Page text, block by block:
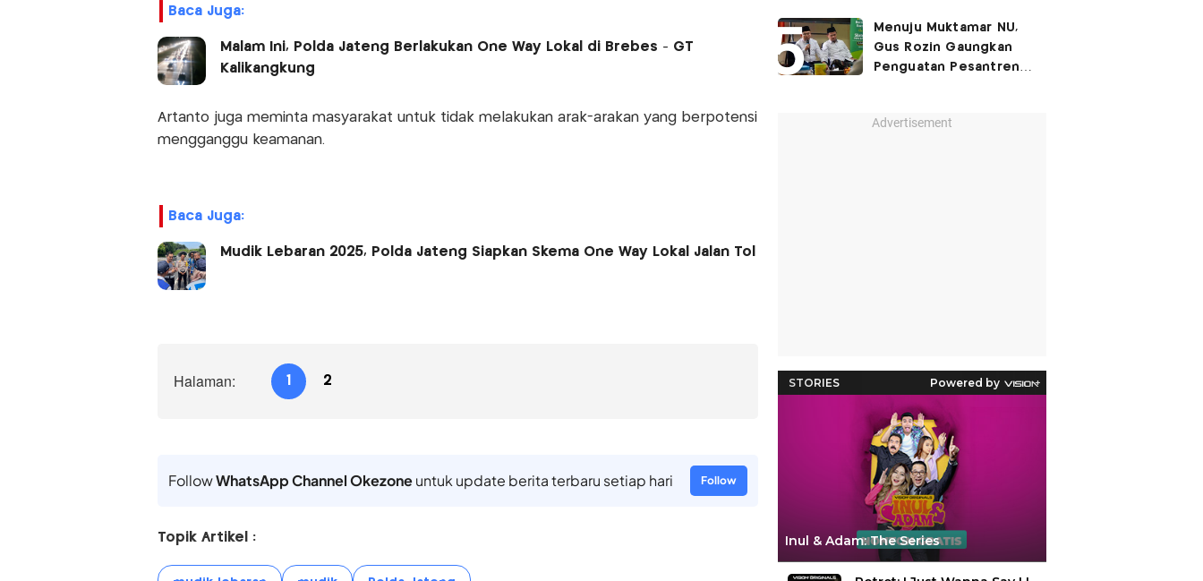
Baca Juga:
Malam Ini, Polda Jateng Berlakukan One Way Lokal di Brebes - GT
Kalikangkung
Artanto juga meminta masyarakat untuk tidak melakukan arak-arakan yang berpotensi
mengganggu keamanan.
Baca Juga:
Mudik Lebaran 2025, Polda Jateng Siapkan Skema One Way Lokal Jalan Tol
Halaman: 1 2
FollowWhatsApp Channel Okezoneuntuk update berita terbaru setiap hari Follow
Topik Artikel :
Menuju Muktamar NU,
Gus Rozin Gaungkan
Penguatan Pesantren
Advertisement